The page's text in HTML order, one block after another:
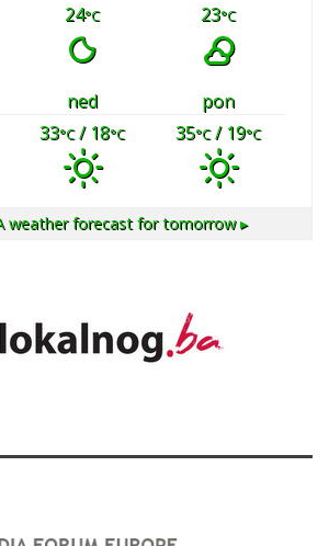
24°C 23°C
ned
pon
33°C/ 18°C 35°C/ 19°C
weather forecast for tomorrow ▸